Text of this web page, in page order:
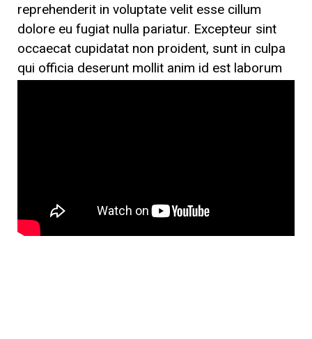
reprehenderit in voluptate velit esse cillum
dolore eu fugiat nulla pariatur. Excepteur sint
occaecat cupidatat non proident, sunt in culpa
qui officia deserunt mollit anim id est laborum